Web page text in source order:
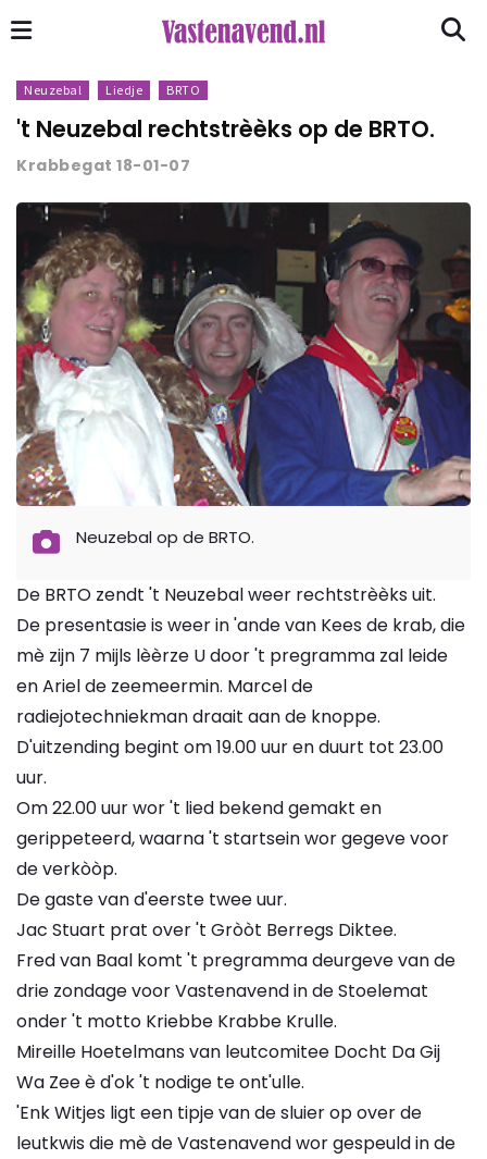
Neuzebal Liedje BRTO
't Neuzebal rechtstrèèks op de BRTO.
Krabbegat 18-01-07
Neuzebal op de BRTO.
De BRTO zendt 't Neuzebal weer rechtstrèèks uit.
De presentasie is weer in 'ande van Kees de krab, die
mè zijn 7 mijls lèèrze U door 't pregramma zal leide
en Ariel de zeemeermin. Marcel de
radiejotechniekman draait aan de knoppe.
D'uitzending begint om 19.00 uur en duurt tot 23.00
uur.
Om 22.00 uur wor 't lied bekend gemakt en
gerippeteerd, waarna 't startsein wor gegeve voor
de verkòòp.
De gaste van d'eerste twee uur.
Jac Stuart prat over 't Gròòt Berregs Diktee.
Fred van Baal komt 't pregramma deurgeve van de
drie zondage voor Vastenavend in de Stoelemat
onder 't motto Kriebbe Krabbe Krulle.
Mireille Hoetelmans van leutcomitee Docht Da Gij
Wa Zee è d'ok 't nodige te ont'ulle.
'Enk Witjes ligt een tipje van de sluier op over de
leutkwis die mè de Vastenavend wor gespeuld in de